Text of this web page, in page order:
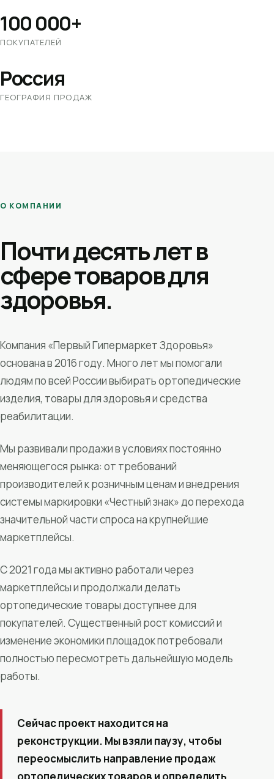
100 000+
ПОКУПАТЕЛЕЙ
Россия
ГЕОГРАФИЯ ПРОДАЖ
О КОМПАНИИ
Почти десять лет в
сфере товаров для
здоровья.
Компания «Первый Гипермаркет Здоровья»
основана в 2016 году. Много лет мы помогали
людям по всей России выбирать ортопедические
изделия, товары для здоровья и средства
реабилитации.
Мы развивали продажи в условиях постоянно
меняющегося рынка: от требований
производителей к розничным ценам и внедрения
системы маркировки «Честный знак» до перехода
значительной части спроса на крупнейшие
маркетплейсы.
С 2021 года мы активно работали через
маркетплейсы и продолжали делать
ортопедические товары доступнее для
покупателей. Существенный рост комиссий и
изменение экономики площадок потребовали
полностью пересмотреть дальнейшую модель
работы.
Сейчас проект находится на
реконструкции. Мы взяли паузу, чтобы
переосмыслить направление продаж